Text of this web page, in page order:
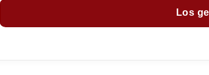
Los